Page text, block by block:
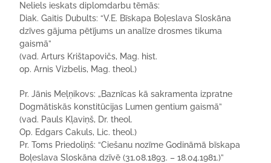
Neliels ieskats diplomdarbu tēmās:
Diak. Gaitis Dubults: “V.E. Bīskapa Boļeslava Sloskāna
dzīves gājuma pētījums un analīze drosmes tikuma
gaismā”
(vad. Arturs Krištapovičs, Mag. hist.
op. Arnis Vizbelis, Mag. theol.)
Pr. Jānis Meļņikovs: „Baznīcas kā sakramenta izpratne
Dogmātiskās konstitūcijas Lumen gentium gaismā”
(vad. Pauls Kļaviņš, Dr. theol.
Op. Edgars Cakuls, Lic. theol.)
Pr. Toms Priedoliņš: “Ciešanu nozīme Godināmā bīskapa
Boļeslava Sloskāna dzīvē (31.08.1893. – 18.04.1981.)”